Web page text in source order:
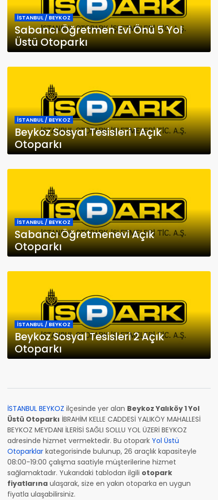
İSTANBUL / BEYKOZ
Sabancı Öğretmen Evi Önü 5 Yol
Üstü Otoparkı
İSTANBUL / BEYKOZ
Beykoz Sosyal Tesisleri 1 Açık
Otoparkı
İSTANBUL / BEYKOZ
Sabancı Öğretmenevi Açık
Otoparkı
İSTANBUL / BEYKOZ
Beykoz Sosyal Tesisleri 2 Açık
Otoparkı
İSTANBUL BEYKOZ ilçesinde yer alan Beykoz Yalıköy 1 Yol
Üstü Otoparkı İBRAHİM KELLE CADDESİ YALIKÖY MAHALLESİ
BEYKOZ MEYDANI İLERİSİ SAĞLI SOLLU YOL ÜZERİ BEYKOZ
adresinde hizmet vermektedir. Bu otopark Yol Üstü
Otoparklar kategorisinde bulunup, 26 araçlık kapasiteyle
08:00-19:00 çalışma saatiyle müşterilerine hizmet
sağlamaktadır. Yukarıdaki tablodan ilgili otopark
fiyatlarına ulaşarak, size en yakın otoparka en uygun
fiyatla ulaşabilirsiniz.